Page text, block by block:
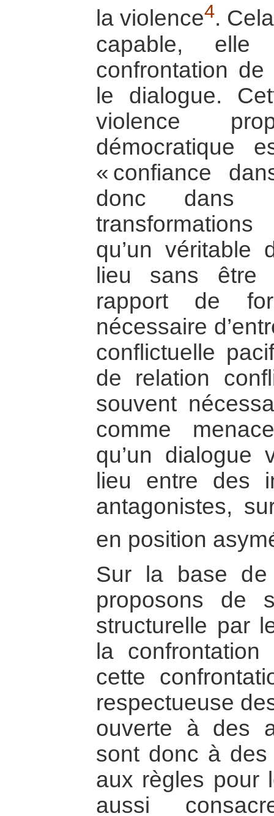
la violence4.
capable,
confrontation
le dialogue.
violence
démocratique
« confiance
donc dans
qu’un véritable
lieu sans être
rapport de
nécessaire
conflictuelle
de relation
souvent
comme
qu’un dialogue
lieu entre des
antagonistes,
en position
Sur la base de
proposons de
structurelle par
la
cette
respectueuse
ouverte à des
sont donc à
aux règles pour
aussi